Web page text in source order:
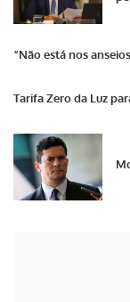
“Não está nos
Tarifa Zero da Luz